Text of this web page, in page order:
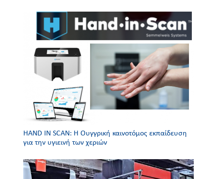
HAND IN SCAN: Η Ουγγρική καινοτόμος εκπαίδευση
για την υγιεινή των χεριών